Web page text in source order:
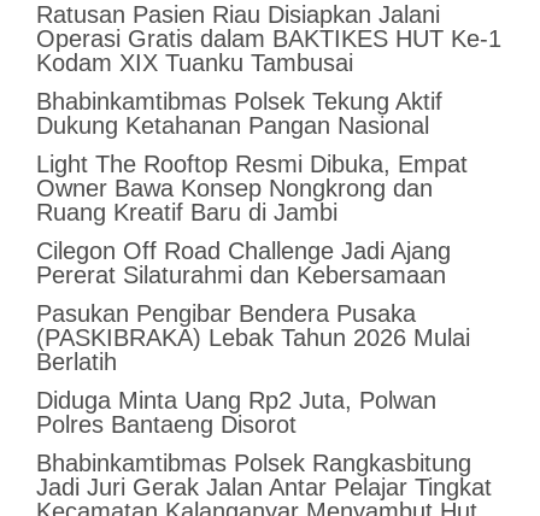
Ratusan Pasien Riau Disiapkan Jalani
Operasi Gratis dalam BAKTIKES HUT Ke-1
Kodam XIX Tuanku Tambusai
Bhabinkamtibmas Polsek Tekung Aktif
Dukung Ketahanan Pangan Nasional
Light The Rooftop Resmi Dibuka, Empat
Owner Bawa Konsep Nongkrong dan
Ruang Kreatif Baru di Jambi
Cilegon Off Road Challenge Jadi Ajang
Pererat Silaturahmi dan Kebersamaan
Pasukan Pengibar Bendera Pusaka
(PASKIBRAKA) Lebak Tahun 2026 Mulai
Berlatih
Diduga Minta Uang Rp2 Juta, Polwan
Polres Bantaeng Disorot
Bhabinkamtibmas Polsek Rangkasbitung
Jadi Juri Gerak Jalan Antar Pelajar Tingkat